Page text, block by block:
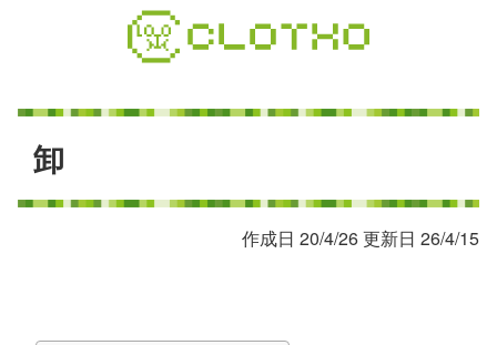
卸
作成日 20/4/26 更新日 26/4/15